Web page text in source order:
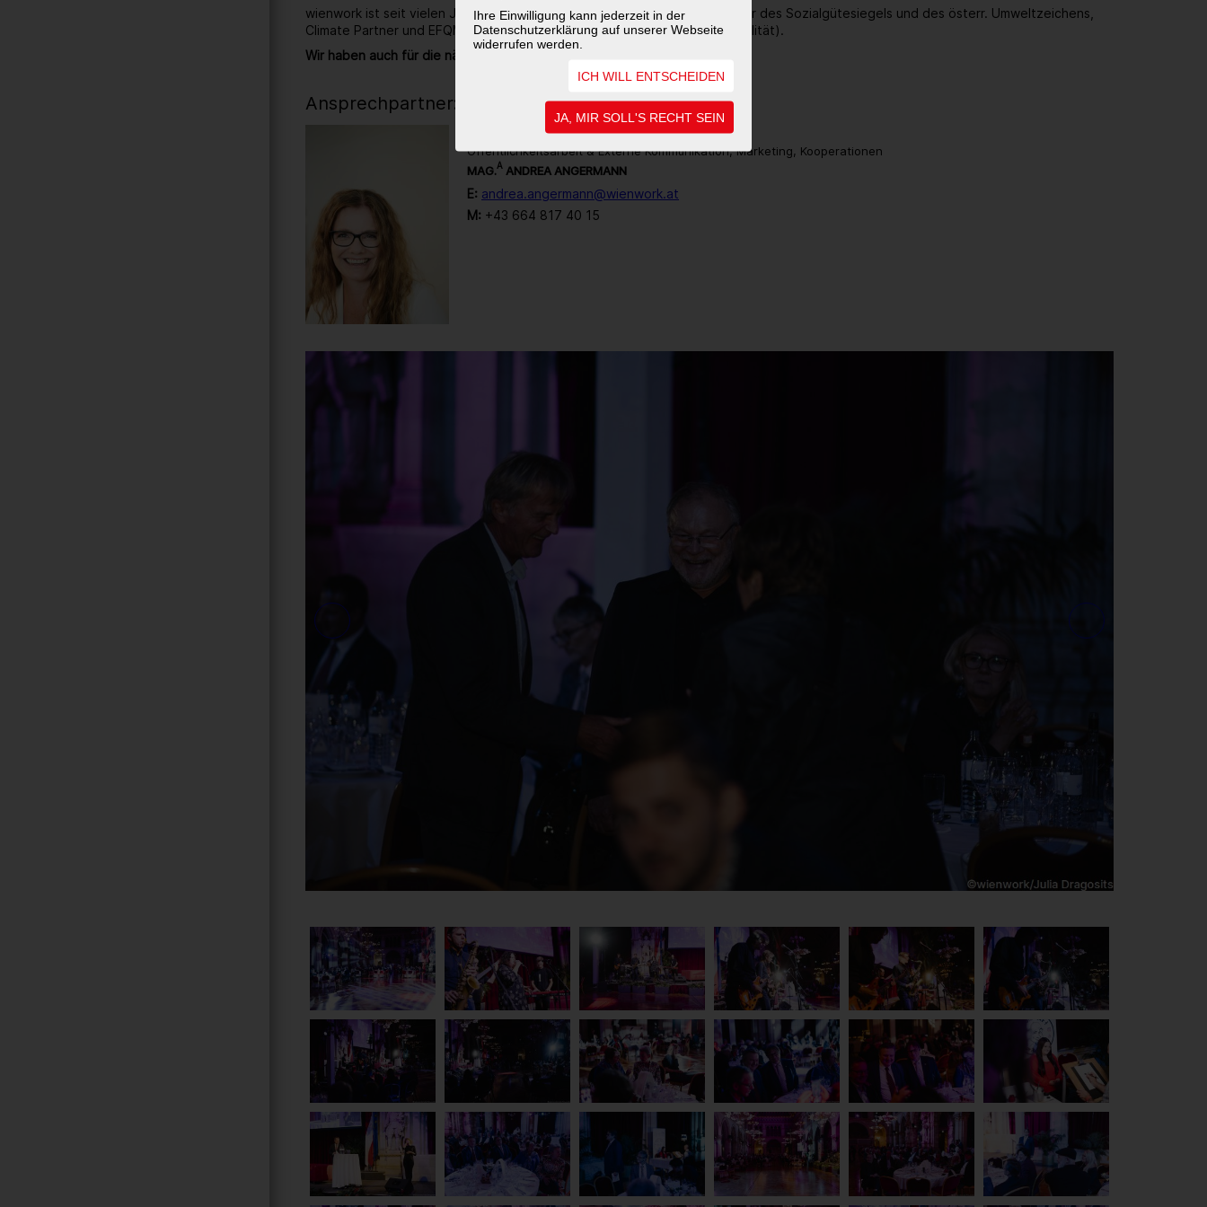
Ihre Einwilligung kann jederzeit in der
Datenschutzerklärung auf unserer Webseite
widerrufen werden.
ICH WILL ENTSCHEIDEN
JA, MIR SOLL'S RECHT SEIN
wienwork ist seit vielen Jahren ausgezeichneter Ökoprofit-Betrieb, Träger des Sozialgütesiegels und des österr. Umweltzeichens,
Climate Partner und EFQM zertifiziert (Gütezeichen für Unternehmensqualität).
Wir haben auch für die nächsten 40 Jahre noch sehr viel vor.
Ansprechpartner:in
Öffentlichkeitsarbeit & Externe Kommunikation, Marketing, Kooperationen
MAG.A ANDREA ANGERMANN
E: andrea.angermann@wienwork.at
M: +43 664 817 40 15